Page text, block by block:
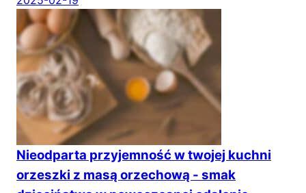
Nieodparta przyjemność w twojej kuchni
orzeszki z masą orzechową - smak